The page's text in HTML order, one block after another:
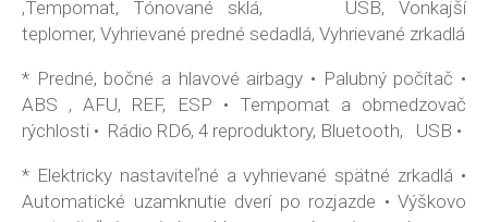
,Tempomat, Tónované sklá, USB, Vonkajší
teplomer, Vyhrievané predné sedadlá, Vyhrievané zrkadlá
* Predné, bočné a hlavové airbagy • Palubný počítač •
ABS , AFU, REF, ESP • Tempomat a obmedzovač
rýchlosti • Rádio RD6, 4 reproduktory, Bluetooth, USB •
* Elektricky nastaviteľné a vyhrievané spätné zrkadlá •
Automatické uzamknutie dverí po rozjazde • Výškovo